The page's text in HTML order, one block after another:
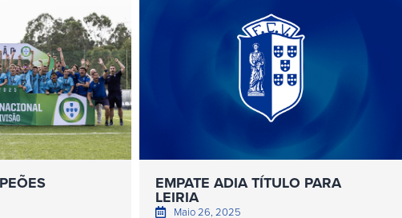
EMPATE ADIA TÍTULO PARA
LEIRIA
Maio 26, 2025